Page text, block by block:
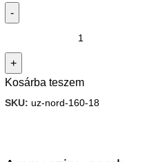
Kosárba teszem
SKU: uz-nord-160-18